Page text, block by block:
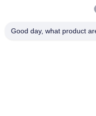
émetteur de radio de
Good day, what product